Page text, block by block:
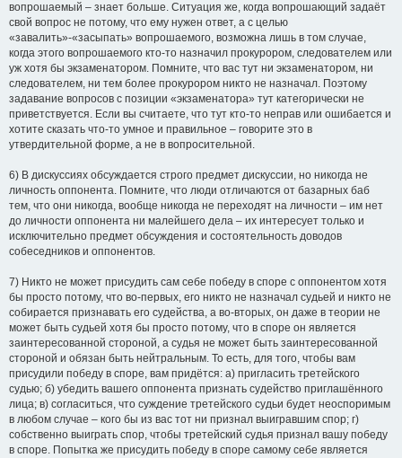
вопрошаемый – знает больше. Ситуация же, когда вопрошающий задаёт
свой вопрос не потому, что ему нужен ответ, а с целью
«завалить»-«засыпать» вопрошаемого, возможна лишь в том случае,
когда этого вопрошаемого кто-то назначил прокурором, следователем или
уж хотя бы экзаменатором. Помните, что вас тут ни экзаменатором, ни
следователем, ни тем более прокурором никто не назначал. Поэтому
задавание вопросов с позиции «экзаменатора» тут категорически не
приветствуется. Если вы считаете, что тут кто-то неправ или ошибается и
хотите сказать что-то умное и правильное – говорите это в
утвердительной форме, а не в вопросительной.
6) В дискуссиях обсуждается строго предмет дискуссии, но никогда не
личность оппонента. Помните, что люди отличаются от базарных баб
тем, что они никогда, вообще никогда не переходят на личности – им нет
до личности оппонента ни малейшего дела – их интересует только и
исключительно предмет обсуждения и состоятельность доводов
собеседников и оппонентов.
7) Никто не может присудить сам себе победу в споре с оппонентом хотя
бы просто потому, что во-первых, его никто не назначал судьей и никто не
собирается признавать его судейства, а во-вторых, он даже в теории не
может быть судьей хотя бы просто потому, что в споре он является
заинтересованной стороной, а судья не может быть заинтересованной
стороной и обязан быть нейтральным. То есть, для того, чтобы вам
присудили победу в споре, вам придётся: а) пригласить третейского
судью; б) убедить вашего оппонента признать судейство приглашённого
лица; в) согласиться, что суждение третейского судьи будет неоспоримым
в любом случае – кого бы из вас тот ни признал выигравшим спор; г)
собственно выиграть спор, чтобы третейский судья признал вашу победу
в споре. Попытка же присудить победу в споре самому себе является